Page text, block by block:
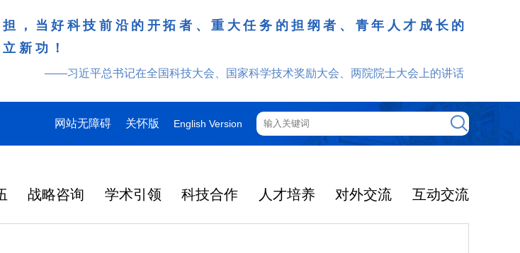
，当好科技前沿的开拓者、重大任务的担纲者、青年人才成长的
新功！
——习近平总书记在全国科技大会、国家科学技术奖励大会、两院院士大会上的讲话
网站无障碍 关怀版 English Version
战略咨询 学术引领 科技合作 人才培养 对外交流 互动交流